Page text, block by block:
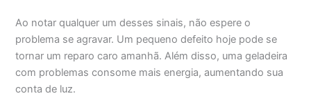
Ao notar qualquer um desses sinais, não espere o
problema se agravar. Um pequeno defeito hoje pode se
tornar um reparo caro amanhã. Além disso, uma geladeira
com problemas consome mais energia, aumentando sua
conta de luz.